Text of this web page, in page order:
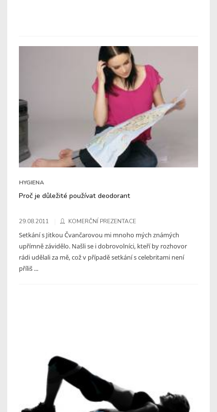
HYGIENA
Proč je důležité používat deodorant
29.08.2011 KOMERČNÍ PREZENTACE
Setkání s Jitkou Čvančarovou mi mnoho mých známých
upřímně závidělo. Našli se i dobrovolníci, kteří by rozhovor
rádi udělali za mě, což v případě setkání s celebritami není
příliš ...